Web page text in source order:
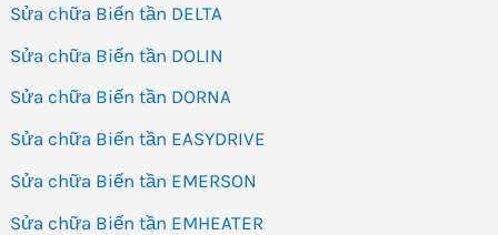
Sửa chữa Biến tần DELTA
Sửa chữa Biến tần DOLIN
Sửa chữa Biến tần DORNA
Sửa chữa Biến tần EASYDRIVE
Sửa chữa Biến tần EMERSON
Sửa chữa Biến tần EMHEATER